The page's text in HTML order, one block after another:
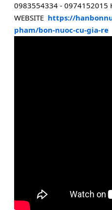
0983554334 - 0974152015
WEBSITE https://
pham/bon-nuoc-cu-gia-re